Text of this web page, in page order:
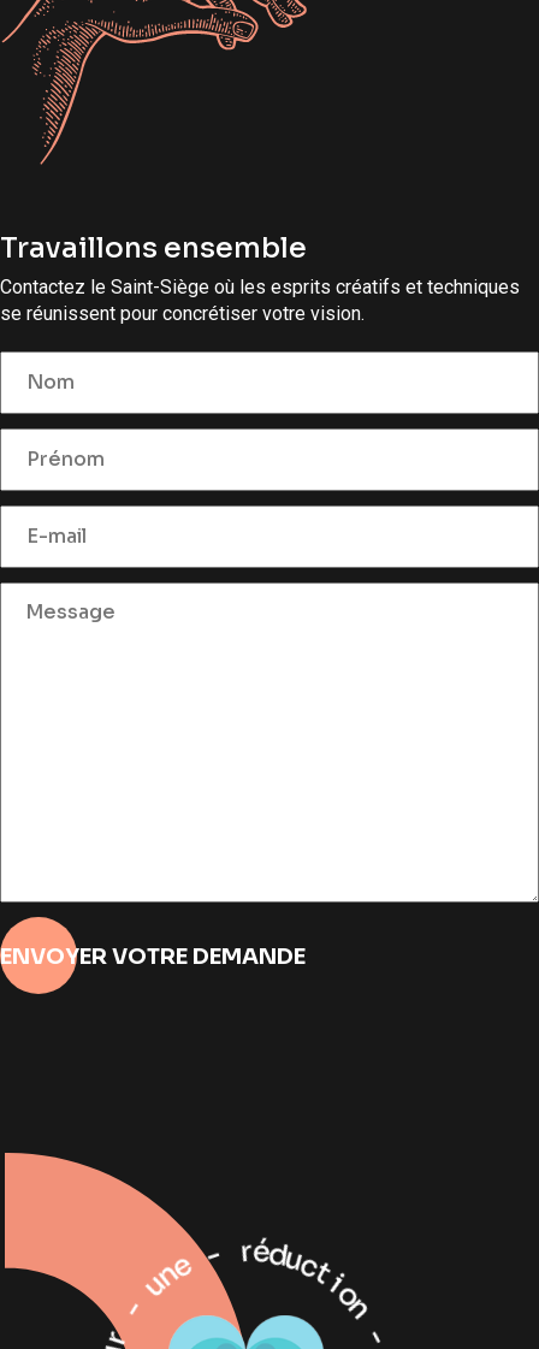
Travaillons ensemble
Contactez le Saint-Siège où les esprits créatifs et techniques
se réunissent pour concrétiser votre vision.
ENVOYER VOTRE DEMANDE
u
r
-
u
ne- réduc
t
i
o
n